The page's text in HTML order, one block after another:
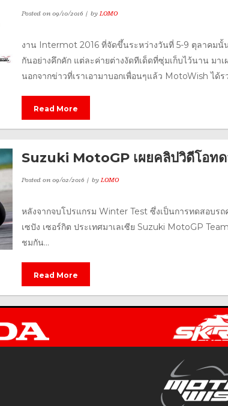
Posted on09/10/2016 byLOMO
งาน Intermot 2016 ที่จัดขึ้นระหว่างวันที่ 5-9 ตุลาคมนั้
กันอย่างคึกคัก แต่ละค่ายต่างงัดทีเด็ดที่ซุ่มเก็บไว้นาน ม
นอกจากข่าวที่เราเอามาบอกเพื่อนๆแล้ว MotoWish ได้ร
Read More
Suzuki MotoGP เผยคลิปวิดีโอทด
Posted on09/02/2016 byLOMO
หลังจากจบโปรแกรม Winter Test ซึ่งเป็นการทดสอบร
เซปัง เซอร์กิต ประเทศมาเลเซีย Suzuki MotoGP
ชมกัน...
Read More